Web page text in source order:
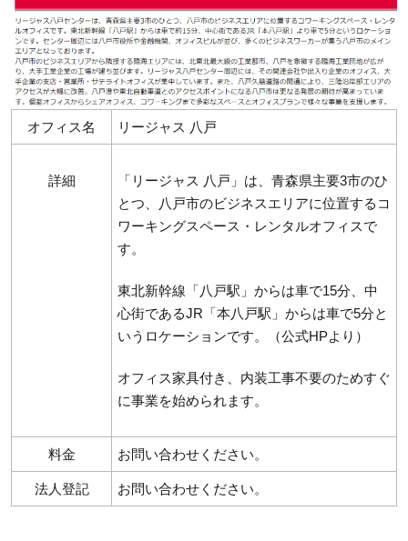
オフィス名 リージャス 八戸
詳細
「リージャス 八戸」は、青森県主要3市のひ
とつ、八戸市のビジネスエリアに位置するコ
ワーキングスペース・レンタルオフィスで
す。
東北新幹線「八戸駅」からは車で15分、中
心街であるJR「本八戸駅」からは車で5分と
いうロケーションです。（公式HPより）
オフィス家具付き、内装工事不要のためすぐ
に事業を始められます。
料金 お問い合わせください。
法人登記 お問い合わせください。